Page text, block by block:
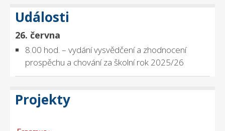
Události
26. června
8.00 hod. – vydání vysvědčení a zhodnocení
prospěchu a chování za školní rok 2025/26
Projekty